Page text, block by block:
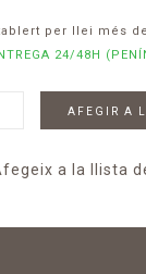
per llei més
24/48H
AFEGIR A
a la llista